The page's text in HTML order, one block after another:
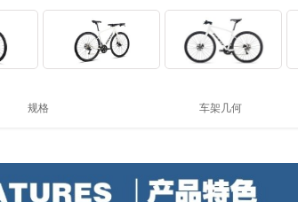
规格 车架几何